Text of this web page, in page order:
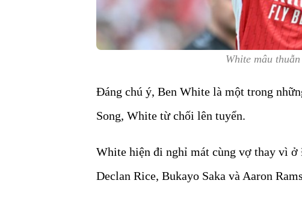
White mâu
Đáng chú ý, Ben White là một trong
Song, White từ chối lên tuyển.
White hiện đi nghỉ mát cùng vợ thay vì
Declan Rice, Bukayo Saka và Aaron